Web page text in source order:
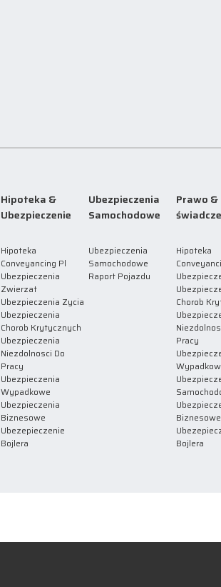
Hipoteka &
Ubezpieczenie
Hipoteka
Conveyancing Pl
Ubezpieczenia
Zwierzat
Ubezpieczenia Zycia
Ubezpieczenia
Chorob Krytycznych
Ubezpieczenia
Niezdolnosci Do
Pracy
Ubezpieczenia
Wypadkowe
Ubezpieczenia
Biznesowe
Ubezepieczenie
Bojlera
Ubezpieczenia
Samochodowe
Ubezpieczenia
Samochodowe
Raport Pojazdu
Prawo &
Hipoteka
Chorob
Pracy
Biznesowe
Bojlera